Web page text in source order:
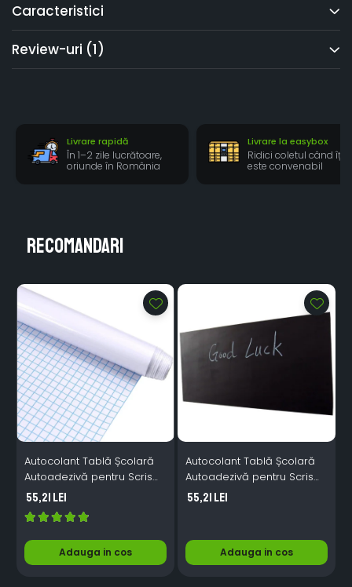
Caracteristici
Review-uri (1)
Livrare rapidă
În 1–2 zile lucrătoare,
oriunde în România
Livrare la easybox
Ridici coletul când îți
este convenabil
Recomandari
Autocolant Tablă Școlară
Autoadezivă pentru Scris
cu Marker – Folie
Whiteboard 45cm x 2m
55,21 Lei
Adauga in cos
Autocolant Tablă Școlară
Autoadezivă pentru Scris
cu Creta – Folie Neagră
55,21 Lei
Adauga in cos